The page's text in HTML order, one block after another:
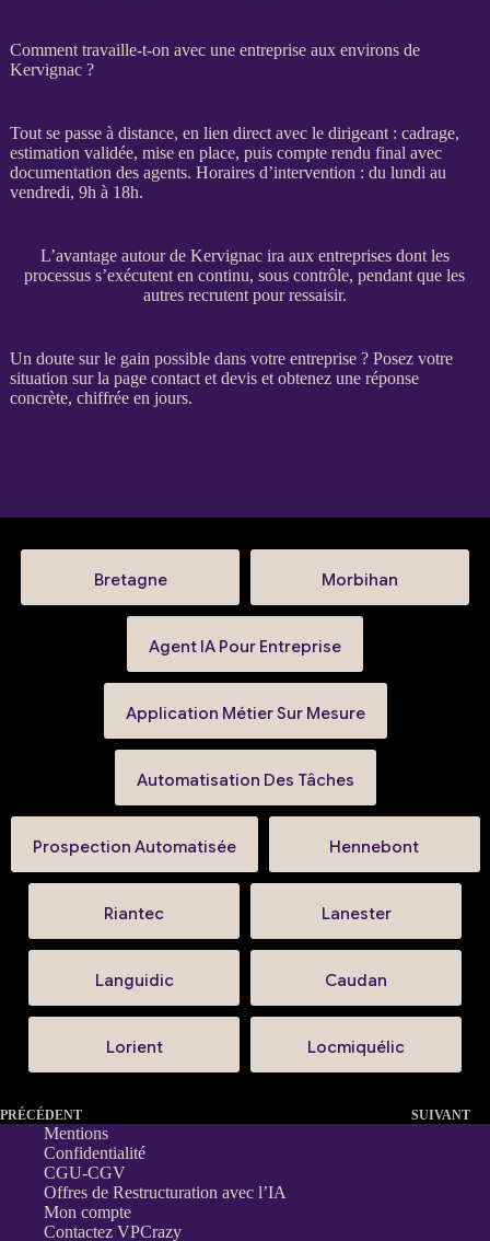
Comment travaille-t-on avec une entreprise aux environs de
Kervignac ?
Tout se passe à distance, en lien direct avec le dirigeant : cadrage,
estimation validée, mise en place, puis compte rendu final avec
documentation des agents. Horaires d’intervention : du lundi au
vendredi, 9h à 18h.
L’avantage autour de Kervignac ira aux entreprises dont les
processus s’exécutent en continu, sous contrôle, pendant que les
autres recrutent pour ressaisir.
Un doute sur le gain possible dans votre entreprise ? Posez votre
situation sur la page contact et deviset obtenez une réponse
concrète, chiffrée en jours.
Bretagne Morbihan
Agent IA Pour Entreprise
Application Métier Sur Mesure
Automatisation Des Tâches
Prospection Automatisée Hennebont
Riantec Lanester
Languidic Caudan
Lorient Locmiquélic
PRÉCÉDENT SUIVANT
Mentions
Confidentialité
CGU-CGV
Offres de Restructuration avec l’IA
Mon compte
Contactez VPCrazy